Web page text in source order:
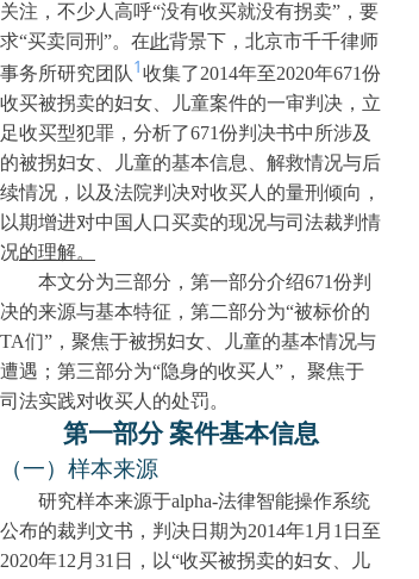
关注，不少人高呼“没有收买就没有拐卖”，要
求“买卖同刑”。在此背景下，北京市千千律师
事务所研究团队1收集了2014年至2020年671份
收买被拐卖的妇女、儿童案件的一审判决， 立
足收买型犯罪， 分析了671份判决书中所涉及
的被拐妇女、儿童的基本信息、解救情况与后
续情况，以及法院判决对收买人的量刑倾向 ，
以期增进对中国人口买卖的现况与司法裁判情
况的理解。
本文分为三部分，第一部分介绍671份判
决的来源与基本特征，第二部分为“被标价的
TA们”，聚焦于被拐妇女、儿童的基本情况与
遭遇；第三部分为“隐身的收买人”， 聚焦于
司法实践对收买人的处罚。
第一部分 案件基本信息
（一）样本来源
研究样本来源于alpha-法律智能操作系统
公布的裁判文书，判决日期为2014年1月1日至
2020年12月31日，以“收买被拐卖的妇女、儿